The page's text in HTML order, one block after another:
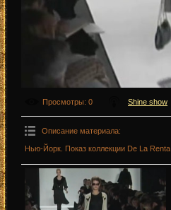
Просмотры: 0 Shine show
Описание материала:
Нью-Йорк. Показ коллекции De La Renta.